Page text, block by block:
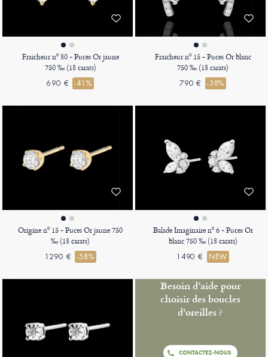
Fraicheur nº 80 - Puces Or jaune
750 ‰ (18 carats)
690 € -41%
Fraicheur nº 15 - Puces Or blanc
750 ‰ (18 carats)
790 € -38%
Origine nº 15 - Puces Or jaune 750
‰ (18 carats)
1290 € -58%
Balade Imaginaire nº 6 - Puces Or
blanc 750 ‰ (18 carats)
1490 € NEW
Besoin d’aide pour
choisir des boucles
d'oreilles ?
CONTACTEZ-NOUS